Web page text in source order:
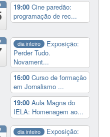
19:00Cine paredão:
programação de rec...
dia inteiro
Exposição:
Perder Tudo.
Novament...
16:00Curso de formação
em Jornalismo ...
19:00Aula Magna do
IELA: Homenagem ao...
dia inteiro
Exposição: